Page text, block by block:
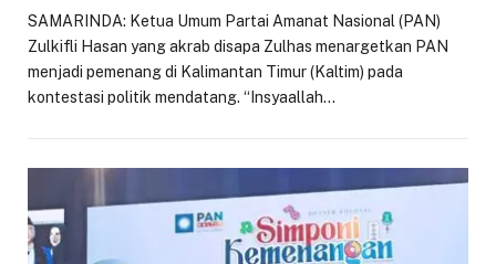
SAMARINDA: Ketua Umum Partai Amanat Nasional (PAN)
Zulkifli Hasan yang akrab disapa Zulhas menargetkan PAN
menjadi pemenang di Kalimantan Timur (Kaltim) pada
kontestasi politik mendatang. “Insyaallah…